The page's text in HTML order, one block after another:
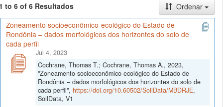
to 6 of 6 Resultados
Ordenar
Zoneamento socioeconômico-ecológico do Estado de
Rondônia – dados morfológicos dos horizontes do solo de
cada perfil
Jul 4, 2023
Cochrane, Thomas T.; Cochrane, Thomas A., 2023,
"Zoneamento socioeconômico-ecológico do Estado de
Rondônia – dados morfológicos dos horizontes do solo de
cada perfil", https://doi.org/10.60502/SoilData/MBDRJE,
SoilData, V1